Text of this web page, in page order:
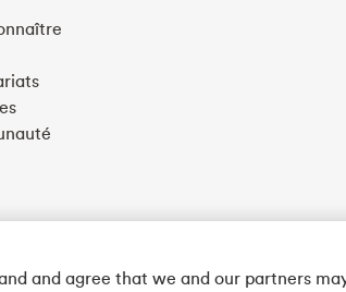
and agree that we and our partners